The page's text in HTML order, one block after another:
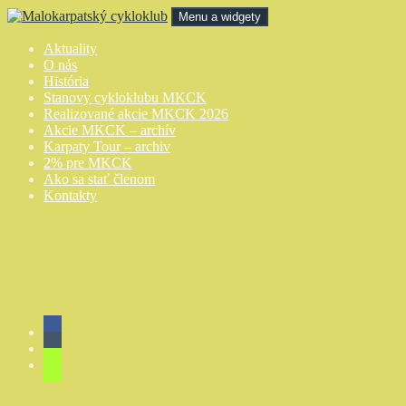
Preskočiť
obsah
Malokarpatský cykloklub
Menu a widgety
Aktuality
O nás
História
Stanovy cykloklubu MKCK
Realizované akcie MKCK 2026
Akcie MKCK – archív
Karpaty Tour – archiv
2% pre MKCK
Ako sa stať členom
Kontakty